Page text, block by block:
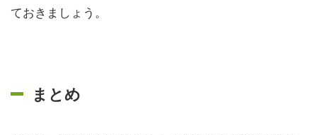
ておきましょう。
まとめ